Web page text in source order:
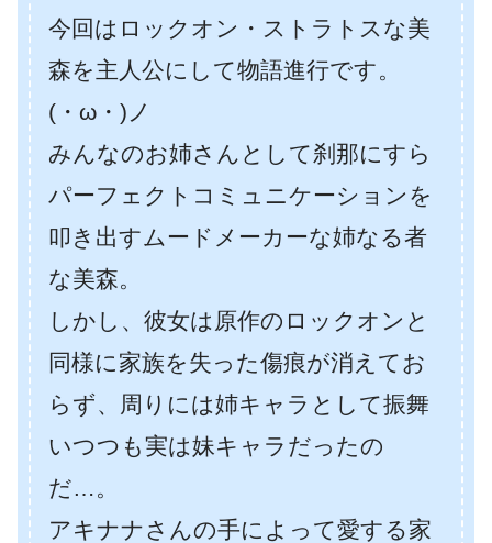
今回はロックオン・ストラトスな美
森を主人公にして物語進行です。
(・ω・)ノ
みんなのお姉さんとして刹那にすら
パーフェクトコミュニケーションを
叩き出すムードメーカーな姉なる者
な美森。
しかし、彼女は原作のロックオンと
同様に家族を失った傷痕が消えてお
らず、周りには姉キャラとして振舞
いつつも実は妹キャラだったの
だ…。
アキナナさんの手によって愛する家